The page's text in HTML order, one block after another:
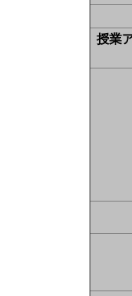
授業